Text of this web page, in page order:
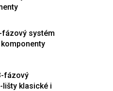
fázový systém
fázový
lišty klasické i